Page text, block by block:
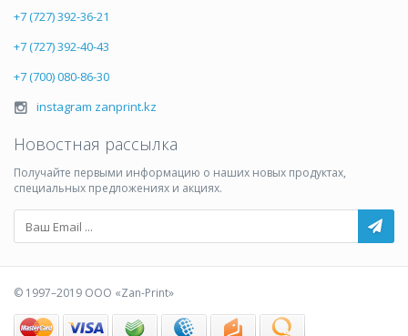
+7 (727) 392-36-21
+7 (727) 392-40-43
+7 (700) 080-86-30
instagram zanprint.kz
Новостная рассылка
Получайте первыми информацию о наших новых продуктах,
специальных предложениях и акциях.
© 1997–2019 ООО «Zan-Print»